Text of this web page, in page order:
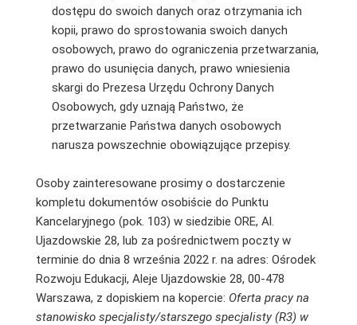
dostępu do swoich danych oraz otrzymania ich
kopii, prawo do sprostowania swoich danych
osobowych, prawo do ograniczenia przetwarzania,
prawo do usunięcia danych, prawo wniesienia
skargi do Prezesa Urzędu Ochrony Danych
Osobowych, gdy uznają Państwo, że
przetwarzanie Państwa danych osobowych
narusza powszechnie obowiązujące przepisy.
Osoby zainteresowane prosimy o dostarczenie
kompletu dokumentów osobiście do Punktu
Kancelaryjnego (pok. 103) w siedzibie ORE, Al.
Ujazdowskie 28, lub za pośrednictwem poczty w
terminie do dnia 8 września 2022 r. na adres: Ośrodek
Rozwoju Edukacji, Aleje Ujazdowskie 28, 00-478
Warszawa, z dopiskiem na kopercie: Oferta pracy na
stanowisko specjalisty/starszego specjalisty (R3) w